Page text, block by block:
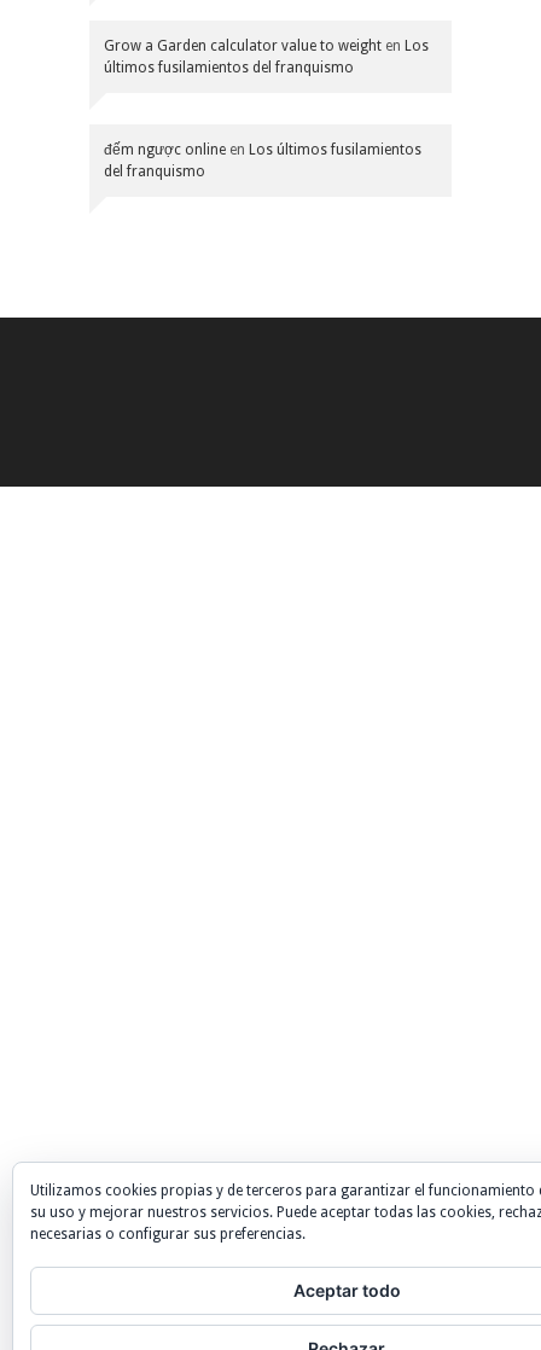
Grow a Garden calculator value to weight en Los
últimos fusilamientos del franquismo
đếm ngược online en Los últimos fusilamientos
del franquismo
Utilizamos cookies propias y de terceros para garantizar el funcionamiento
su uso y mejorar nuestros servicios. Puede aceptar todas las cookies,
necesarias o configurar sus preferencias.
Aceptar todo